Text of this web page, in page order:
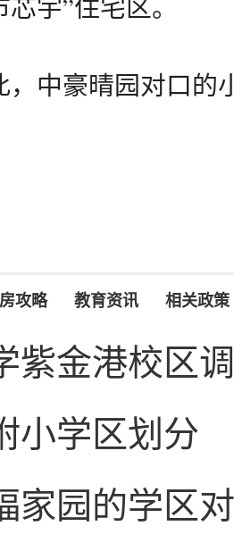
，中豪晴园对口的
攻略 教育资讯 相关政策
紫金港校区
小学区划分
家园的学区